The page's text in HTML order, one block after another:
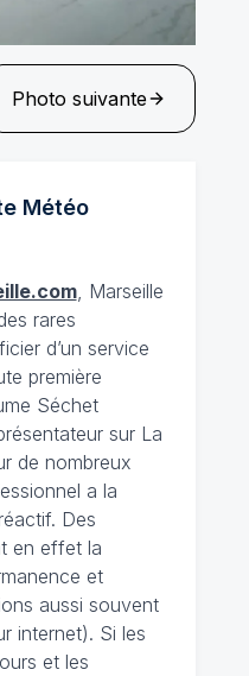
Photo suivante
Météo
, Marseille
rares
d’un service
première
Séchet
sur La
de nombreux
a la
Des
en effet la
et
aussi souvent
internet). Si les
et les